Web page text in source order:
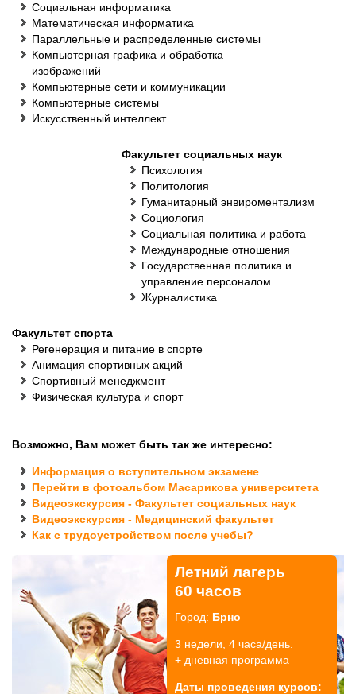
Социальная информатика
Математическая информатика
Параллельные и распределенные системы
Компьютерная графика и обработка
изображений
Компьютерные сети и коммуникации
Компьютерные системы
Искусственный интеллект
Факультет социальных наук
Психология
Политология
Гуманитарный энвироментализм
Социология
Социальная политика и работа
Международные отношения
Государственная политика и
управление персоналом
Журналистика
Факультет спорта
Регенерация и питание в спорте
Анимация спортивных акций
Спортивный менеджмент
Физическая культура и спорт
Возможно, Вам может быть так же интересно:
Информация о вступительном экзамене
Перейти в фотоальбом Масарикова университета
Видеоэкскурсия - Факультет социальных наук
Видеоэкскурсия - Медицинский факультет
Как с трудоустройством после учебы?
Летний лагерь
60 часов
Город: Брно
3 недели, 4 часа/день.
+ дневная программа
Даты проведения курсов: